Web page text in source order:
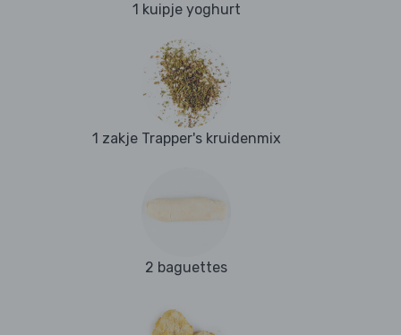
1 kuipje yoghurt
1 zakje Trapper's kruidenmix
2 baguettes